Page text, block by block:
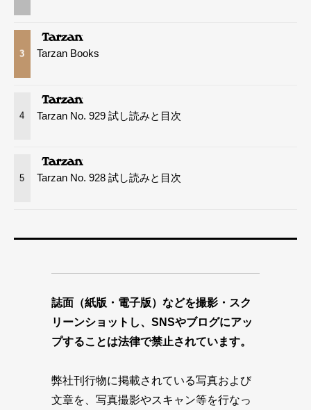
3 Tarzan Books
4 Tarzan No. 929 試し読みと目次
5 Tarzan No. 928 試し読みと目次
誌面（紙版・電子版）などを撮影・スク
リーンショットし、SNSやブログにアッ
プすることは法律で禁止されています。
弊社刊行物に掲載されている写真および
文章を、写真撮影やスキャン等を行なっ